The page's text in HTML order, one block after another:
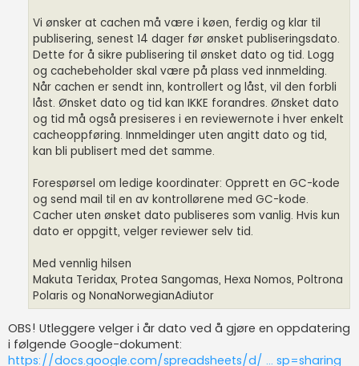
Vi ønsker at cachen må være i køen, ferdig og klar til
publisering, senest 14 dager før ønsket publiseringsdato.
Dette for å sikre publisering til ønsket dato og tid. Logg
og cachebeholder skal være på plass ved innmelding.
Når cachen er sendt inn, kontrollert og låst, vil den forbli
låst. Ønsket dato og tid kan IKKE forandres. Ønsket dato
og tid må også presiseres i en reviewernote i hver enkelt
cacheoppføring. Innmeldinger uten angitt dato og tid,
kan bli publisert med det samme.
Forespørsel om ledige koordinater: Opprett en GC-kode
og send mail til en av kontrollørene med GC-kode.
Cacher uten ønsket dato publiseres som vanlig. Hvis kun
dato er oppgitt, velger reviewer selv tid.
Med vennlig hilsen
Makuta Teridax, Protea Sangomas, Hexa Nomos, Poltrona
Polaris og NonaNorwegianAdiutor
OBS! Utleggere velger i år dato ved å gjøre en oppdatering
i følgende Google-dokument:
https://docs.google.com/spreadsheets/d/ ... sp=sharing